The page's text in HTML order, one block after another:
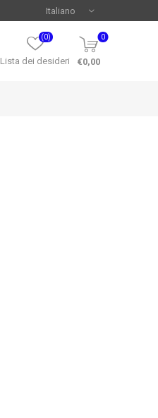
Lista dei desideri
(0) 0
€0,00